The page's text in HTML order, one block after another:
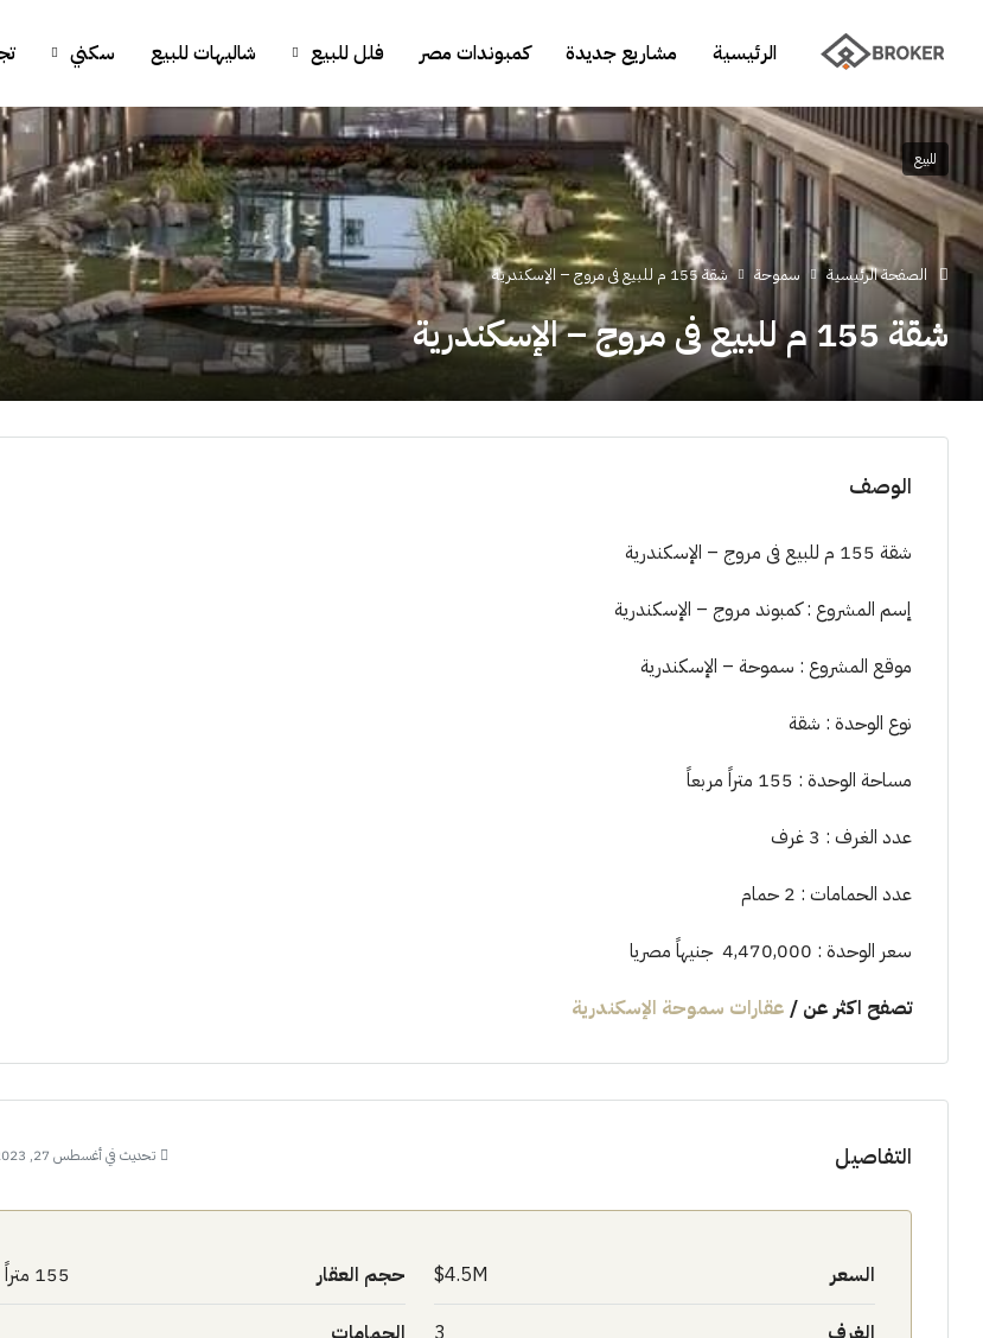
الرئيسية مشاريع جديدة كمبوندات مصر فلل للبيع شاليهات للبيع سكني
للبيع
الصفحة الرئيسية سموحة شقة 155 م للبيع فى مروج – الإسكندرية
شقة 155 م للبيع فى مروج – الإسكندرية
الوصف
شقة 155 م للبيع فى مروج – الإسكندرية
إسم المشروع : كمبوند مروج – الإسكندرية
موقع المشروع : سموحة – الإسكندرية
نوع الوحدة : شقة
مساحة الوحدة : 155 متراً مربعاً
عدد الغرف : 3 غرف
عدد الحمامات : 2 حمام
سعر الوحدة : 4,470,000 جنيهاً مصريا
تصفح اكثر عن / عقارات سموحة الإسكندرية
التفاصيل تحديث في أغسطس 27, 2023 في 3:56 ص
السعر 4.5M$ حجم العقار 155 متراً مربعاً